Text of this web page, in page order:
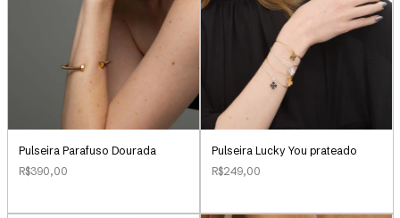
Pulseira Parafuso Dourada
R$390,00
Pulseira Lucky You prateado
R$249,00